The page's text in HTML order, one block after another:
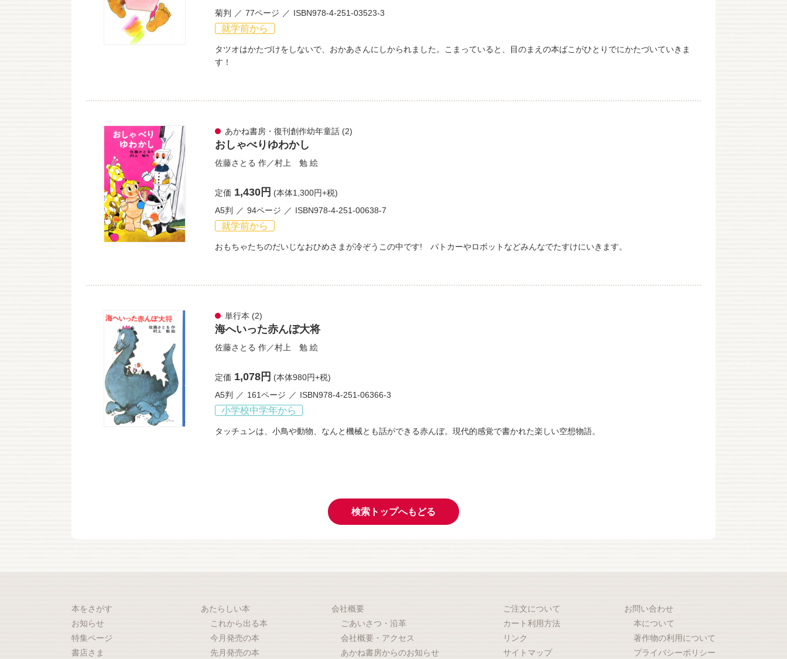
菊判
77ページ ISBN978-4-251-03523-3
就学前から
タツオはかたづけをしないで、おかあさんにしかられました。こまっていると、目のまえの本ばこがひとりでにかたづいていきま
す！
あかね書房・復刊創作幼年童話(2)
おしゃべりゆわかし
佐藤さとる 作／村上 勉 絵
定価 1,430円 (本体1,300円+税)
A5判
94ページ ISBN978-4-251-00638-7
就学前から
おもちゃたちのだいじなおひめさまが冷ぞうこの中です! パトカーやロボットなどみんなでたすけにいきます。
単行本 (2)
海へいった赤んぼ大将
佐藤さとる 作／村上 勉 絵
定価 1,078円 (本体980円+税)
A5判
161ページ ISBN978-4-251-06366-3
小学校中学年から
タッチュンは、小鳥や動物、なんと機械とも話ができる赤んぼ。現代的感覚で書かれた楽しい空想物語。
検索トップへもどる
本をさがす
お知らせ
特集ページ
書店さま
あたらしい本
これから出る本
今月発売の本
先月発売の本
会社概要
ごあいさつ・沿革
会社概要・アクセス
あかね書房からのお知らせ
ご注文について
カート利用方法
リンク
サイトマップ
お問い合わせ
本について
著作物の利用について
プライバシーポリシー